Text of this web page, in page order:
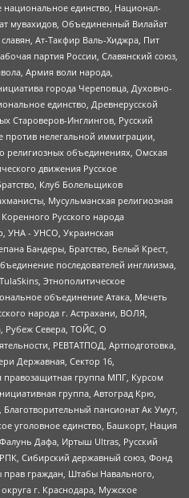
национальное единство, Национал-
мувахидов, Объединенный Вилайат
Ат-Такфир Валь-Хиджра, Пит
партия России, Славянский союз,
Армия воли народа,
города Череповца, Духовно-
единство, Древнерусской
Староверов-Инглингов, Русский
нелегальной иммиграции,
религиозных объединениях, Омская
движения Русское
Клуб Болельщиков
Мусульманская религиозная
Русского народа
УНА - УНСО, Украинская
Бандеры, Братство, Белый Крест,
последователей инглиизма,
Этнополитическое
объединение Атака, Мечеть
народа г. Астрахани, ВОЛЯ,
Рубеж Севера, ТОЙС, О
РЕВТАТПОД, Артподготовка,
Державная, Сектор 16,
группа МПГ, Курсом
группа, Автоград Крю,
пансионат Ак Умут,
уголовное единство, Башкорт, Нация
Дафа, Иртыш Ultras, Русский
Сибирский державный союз, Фонд
граждан, Штабы Навального,
г. Краснодара, Мужское